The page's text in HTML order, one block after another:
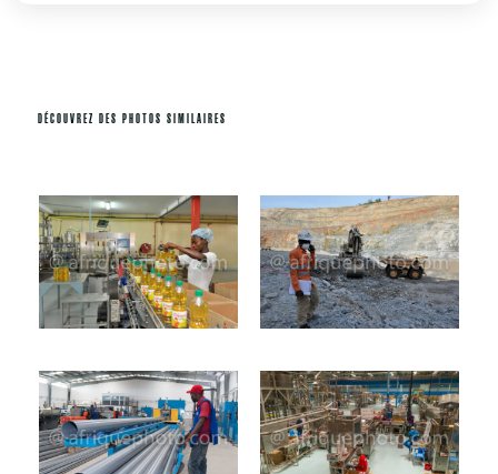
DÉCOUVREZ DES PHOTOS SIMILAIRES